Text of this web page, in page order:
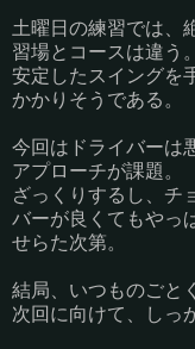
土曜日の練習では、
習場とコースは違う。
安定したスイングを
かかりそうである。
今回はドライバーは
アプローチが課題。
ざっくりするし、チ
バーが良くてもやっ
せらた次第。
結局、いつものごと
次回に向けて、しっ